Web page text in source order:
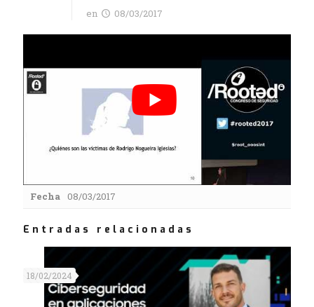
en 08/03/2017
Fecha 08/03/2017
Entradas relacionadas
18/02/2024